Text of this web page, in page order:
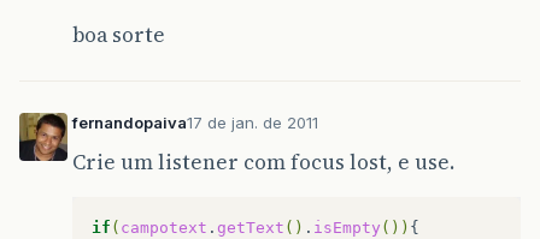
boa sorte
fernandopaiva17 de jan. de 2011
Crie um listener com focus lost, e use.
if ( campotext . getText () . isEmpty ())